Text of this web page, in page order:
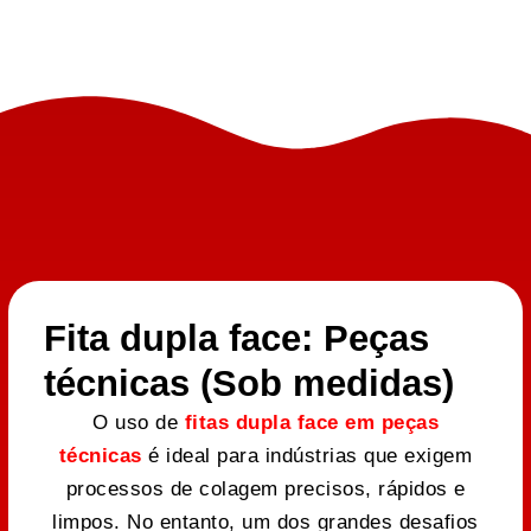
Fita dupla face: Peças
técnicas (Sob medidas)
O uso de fitas dupla face em peças
técnicas é ideal para indústrias que exigem
processos de colagem precisos, rápidos e
limpos. No entanto, um dos grandes desafios